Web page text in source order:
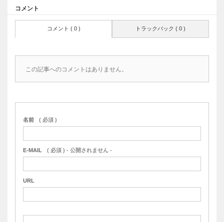
コメント
コメント ( 0 ) トラックバック ( 0 )
この記事へのコメントはありません。
名前 ( 必須 )
E-MAIL ( 必須 ) - 公開されません -
URL